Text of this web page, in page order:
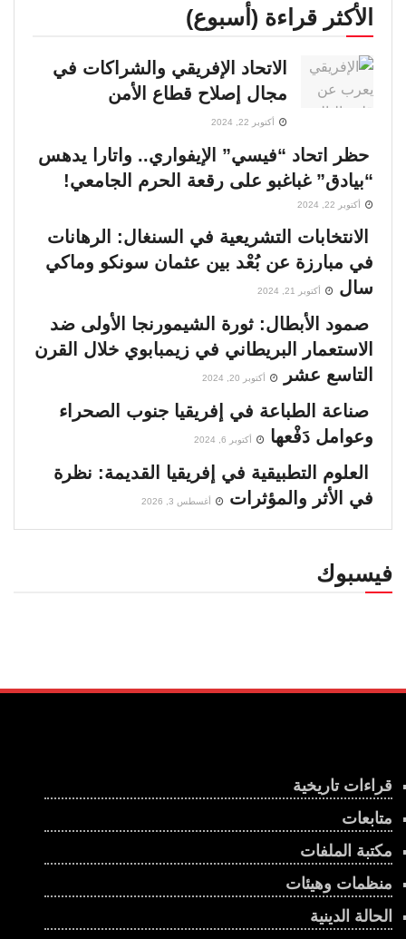
الأكثر قراءة (أسبوع)
الاتحاد الإفريقي والشراكات في
مجال إصلاح قطاع الأمن
أكتوبر 22, 2024
حظر اتحاد “فيسي” الإيفواري.. واتارا يدهس
“بيادق” غباغبو على رقعة الحرم الجامعي!
أكتوبر 22, 2024
الانتخابات التشريعية في السنغال: الرهانات
في مبارزة عن بُعْد بين عثمان سونكو وماكي
سال
أكتوبر 21, 2024
صمود الأبطال: ثورة الشيمورنجا الأولى ضد
الاستعمار البريطاني في زيمبابوي خلال القرن
التاسع عشر
أكتوبر 20, 2024
صناعة الطباعة في إفريقيا جنوب الصحراء
وعوامل دَفْعها
أكتوبر 6, 2024
العلوم التطبيقية في إفريقيا القديمة: نظرة
في الأثر والمؤثرات
أغسطس 3, 2026
فيسبوك
قراءات تاريخية
متابعات
مكتبة الملفات
منظمات وهيئات
الحالة الدينية